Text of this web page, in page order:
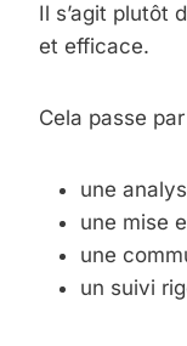
Il s’agit plutôt
et efficace.
Cela passe
une
une mise
une
un suivi